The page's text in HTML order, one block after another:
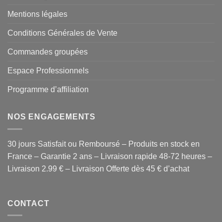
Mentions légales
Conditions Générales de Vente
Commandes groupées
Espace Professionnels
Programme d’affiliation
NOS ENGAGEMENTS
30 jours Satisfait ou Remboursé – Produits en stock en
France – Garantie 2 ans – Livraison rapide 48-72 heures –
Livraison 2.99 € – Livraison Offerte dès 45 € d’achat
CONTACT